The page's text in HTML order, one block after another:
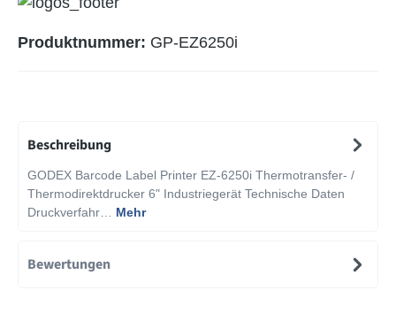
Produktnummer: GP-EZ6250i
Beschreibung
GODEX Barcode Label Printer EZ-6250i Thermotransfer- /
Thermodirektdrucker 6" Industriegerät Technische Daten
Druckverfahr… Mehr
Bewertungen